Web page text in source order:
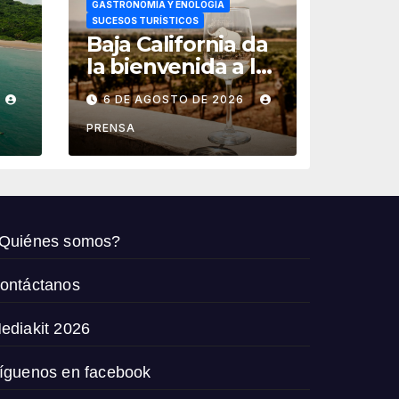
GASTRONOMÍA Y ENOLOGÍA
SUCESOS TURÍSTICOS
Baja California da
la bienvenida a las
fiestas de la
vendimia 2026
6 DE AGOSTO DE 2026
PRENSA
somos?
2026
en facebook